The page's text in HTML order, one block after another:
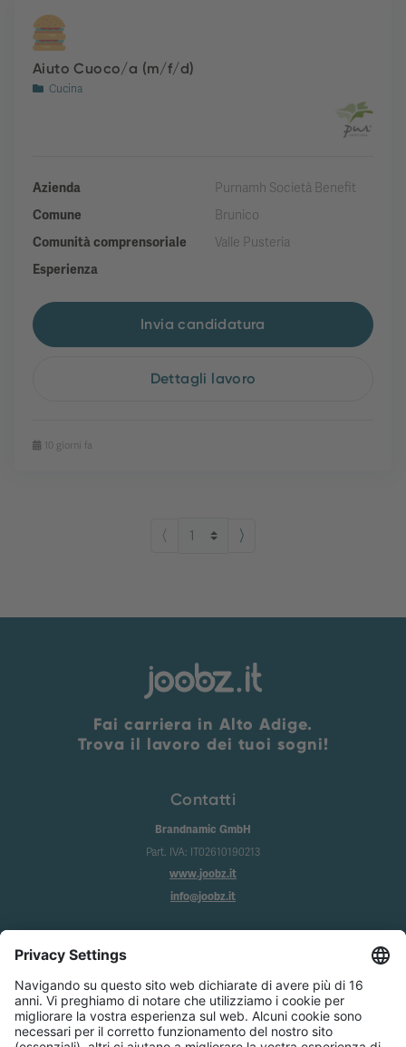
Aiuto Cuoco/a (m/f/d)
Cucina
Azienda
Purnamh Società Benefit
Comune
Brunico
Comunità comprensoriale
Valle Pusteria
Esperienza
Invia candidatura
Dettagli lavoro
10 giorni fa
⟨ ⟩
Fai carriera in Alto Adige.
Trova il lavoro dei tuoi sogni!
Contatti
Brandnamic GmbH
Part. IVA: IT02610190213
www.joobz.it
info@joobz.it
Privacy
Condizioni generali
Impostazione dei cookie